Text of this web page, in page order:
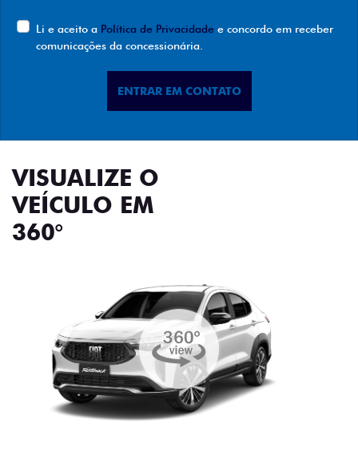
Li e aceito a Política de Privacidade e concordo em receber
comunicações da concessionária.
ENTRAR EM CONTATO
VISUALIZE O
VEÍCULO EM
360°